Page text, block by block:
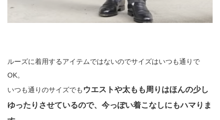
ルーズに着用するアイテムではないのでサイズはいつも通りで
OK。
いつも通りのサイズでも ウエストや太もも周りはほんの少し
ゆったりさせているので、今っぽい着こなしにもハマりま